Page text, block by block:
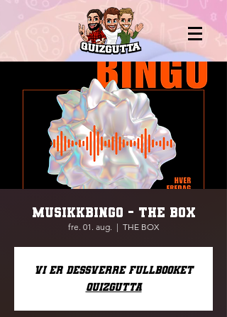
MUSIKKBINGO - THE BOX
fre. 01. aug.
  |
THE BOX
Vi er dessverre fullbooket
Quizgutta